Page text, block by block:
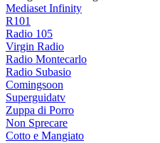
Mediaset Infinity
R101
Radio 105
Virgin Radio
Radio Montecarlo
Radio Subasio
Comingsoon
Superguidatv
Zuppa di Porro
Non Sprecare
Cotto e Mangiato